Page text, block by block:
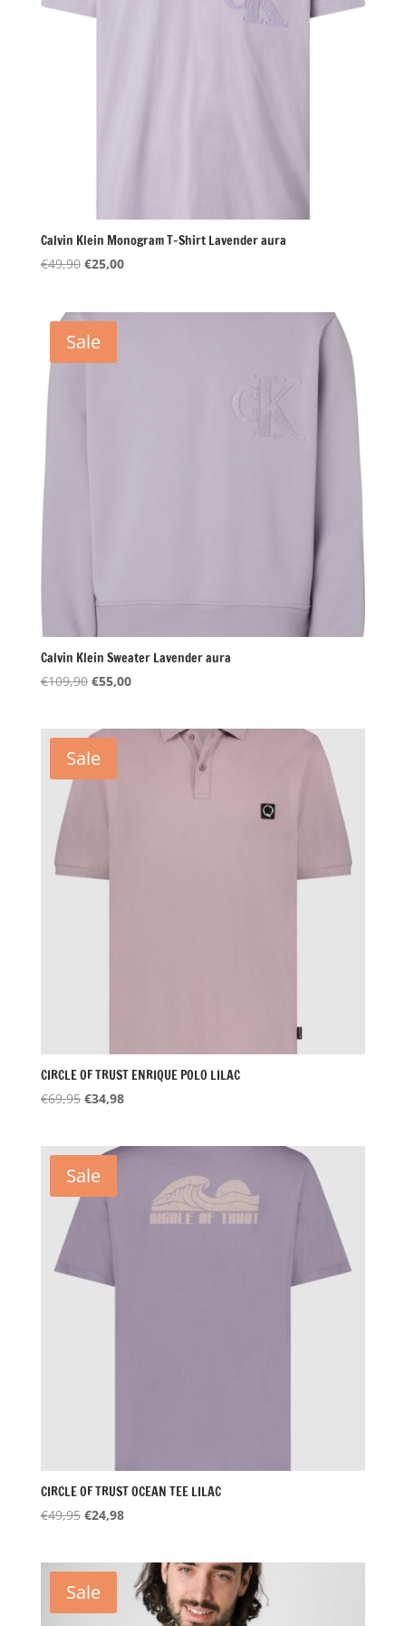
Calvin Klein Monogram T-Shirt Lavender aura
€49,90 Oorspronkelijke
€49,90.
€25,00Huidige
Sale
Calvin Klein Sweater Lavender aura
€109,90 Oorspronkelijke
€109,90.
€55,00Huidige
€55,00.
Sale
CIRCLE OF TRUST ENRIQUE POLO LILAC
€69,95 Oorspronkelijke
€69,95.
€34,98Huidige
Sale
CIRCLE OF TRUST OCEAN TEE LILAC
€49,95 Oorspronkelijke
€49,95.
€24,98Huidige
€24,98.
Sale